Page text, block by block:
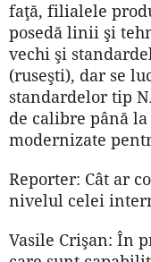
faţă, filialele
posedă linii şi
vechi şi
(ruseşti), dar se
standardelor tip
de calibre până
modernizate
Reporter: Cât ar
nivelul celei
Vasile Crişan: În